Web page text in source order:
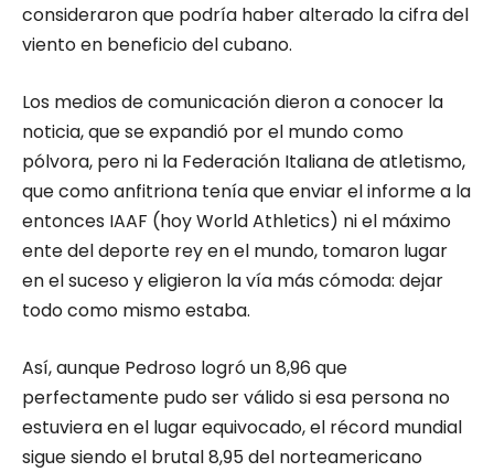
consideraron que podría haber alterado la cifra del
viento en beneficio del cubano.
Los medios de comunicación dieron a conocer la
noticia, que se expandió por el mundo como
pólvora, pero ni la Federación Italiana de atletismo,
que como anfitriona tenía que enviar el informe a la
entonces IAAF (hoy World Athletics) ni el máximo
ente del deporte rey en el mundo, tomaron lugar
en el suceso y eligieron la vía más cómoda: dejar
todo como mismo estaba.
Así, aunque Pedroso logró un 8,96 que
perfectamente pudo ser válido si esa persona no
estuviera en el lugar equivocado, el récord mundial
sigue siendo el brutal 8,95 del norteamericano